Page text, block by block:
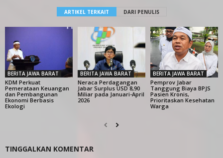
ARTIKEL TERKAIT DARI PENULIS
BERITA JAWA BARAT
KDM Perkuat
Pemerataan Keuangan
dan Pembangunan
Ekonomi Berbasis
Ekologi
BERITA JAWA BARAT
Neraca Perdagangan
Jabar Surplus USD 8,90
Miliar pada Januari-April
2026
BERITA JAWA BARAT
Pemprov Jabar
Tanggung Biaya BPJS
Pasien Kronis,
Prioritaskan Kesehatan
Warga
TINGGALKAN KOMENTAR